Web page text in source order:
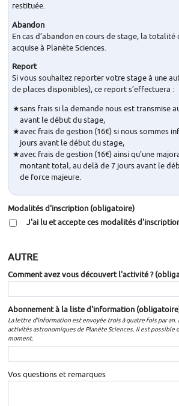
restituée.
Abandon
En cas d’abandon en cours de stage, la
acquise à Planète Sciences.
Report
Si vous souhaitez reporter votre stage à une
de places disponibles), ce report s’effectuera :
sans frais si la demande nous est transmise
avant le début du stage,
avec frais de gestion (16€) si nous sommes
jours avant le début du stage,
avec frais de gestion (16€) ainsi qu’une
montant total, au delà de 7 jours avant le
de force majeure.
Modalités d'inscription (obligatoire)
J'ai lu et accepte ces modalités
AUTRE
Comment avez vous découvert l'activité ?
Abonnement à la liste d'information
La lettre d'information est envoyée trois à quatre fois par an.
activités astronomiques de Planète Sciences. Il est possible
moment.
Vos questions et remarques